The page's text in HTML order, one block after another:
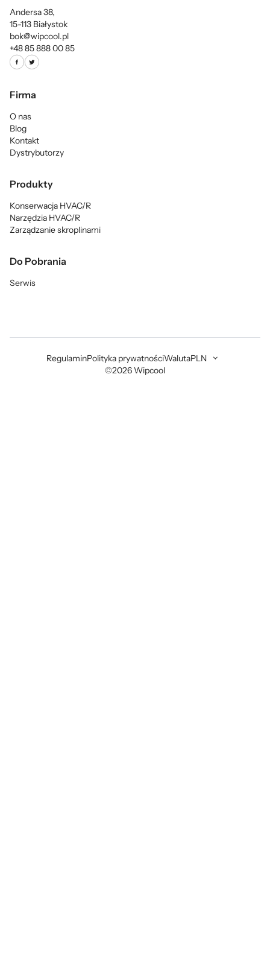
Andersa 38,
15-113 Białystok
bok@wipcool.pl
+48 85 888 00 85
Firma
O nas
Blog
Kontakt
Dystrybutorzy
Produkty
Konserwacja HVAC/R
Narzędzia HVAC/R
Zarządzanie skroplinami
Do Pobrania
Serwis
©2026 Wipcool
RegulaminPolityka prywatnościWalutaPLN